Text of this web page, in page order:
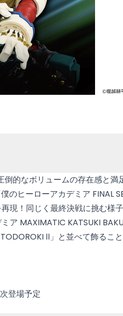
倒的なボリュームの存在感と満
のヒーローアカデミア FINAL
現！同じく最終決戦に挑む様
ア MAXIMATIC KATSUKI
Ⅱ」と並べて飾るこ
登場予定